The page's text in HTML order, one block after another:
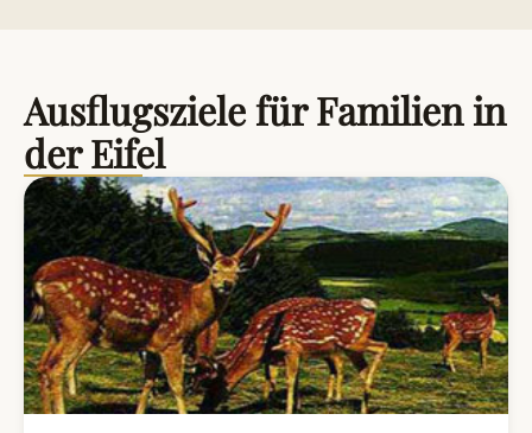
Ausflugsziele für Familien in
der Eifel